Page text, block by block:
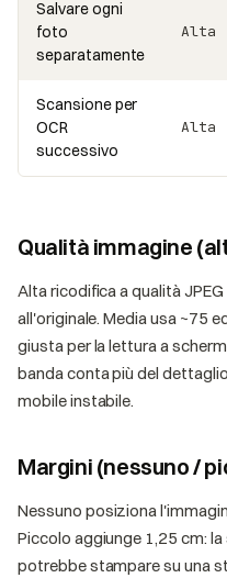
Salvare ogni
foto
separatamente
Alta
Scansione per
OCR
successivo
Alta
Qualità immagine
Alta ricodifica a qualità
all'originale. Media usa ~75
giusta per la lettura a
banda conta più del
mobile instabile.
Margini (nessuno /
Nessuno posiziona
Piccolo aggiunge 1,25 cm:
potrebbe stampare su una